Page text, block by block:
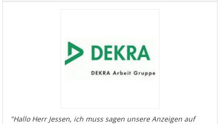
"Hallo Herr Jessen, ich muss sagen unsere Anzeigen auf